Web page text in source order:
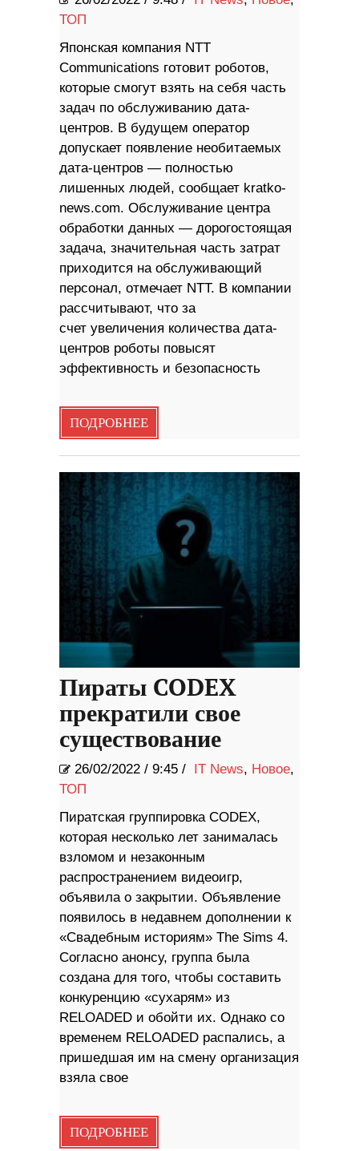
ТОП
Японская компания NTT
Communications готовит роботов,
которые смогут взять на себя часть
задач по обслуживанию дата-
центров. В будущем оператор
допускает появление необитаемых
дата-центров — полностью
лишенных людей, сообщает kratko-
news.com. Обслуживание центра
обработки данных — дорогостоящая
задача, значительная часть затрат
приходится на обслуживающий
персонал, отмечает NTT. В компании
рассчитывают, что за
счет увеличения количества дата-
центров роботы повысят
эффективность и безопасность
ПОДРОБНЕЕ
Пираты CODEX
прекратили свое
существование
26/02/2022 / 9:45 / IT News, Новое,
ТОП
Пиратская группировка CODEX,
которая несколько лет занималась
взломом и незаконным
распространением видеоигр,
объявила о закрытии. Объявление
появилось в недавнем дополнении к
«Свадебным историям» The Sims 4.
Согласно анонсу, группа была
создана для того, чтобы составить
конкуренцию «сухарям» из
RELOADED и обойти их. Однако со
временем RELOADED распались, а
пришедшая им на смену организация
взяла свое
ПОДРОБНЕЕ